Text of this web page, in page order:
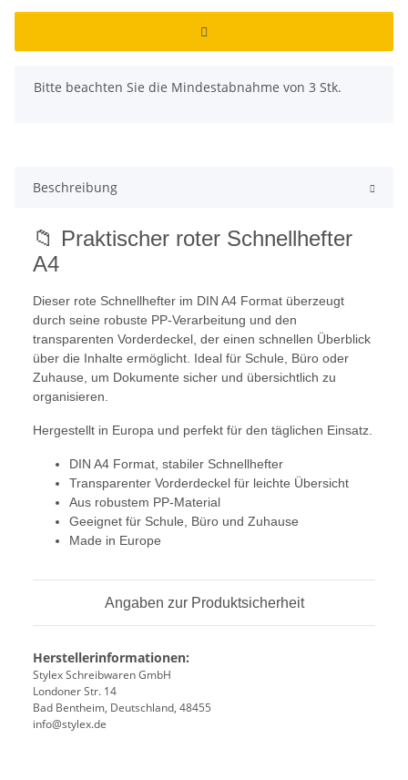
x
Bitte beachten Sie die Mindestabnahme von 3 Stk.
Beschreibung
📁 Praktischer roter Schnellhefter
A4
Dieser rote Schnellhefter im DIN A4 Format überzeugt
durch seine robuste PP-Verarbeitung und den
transparenten Vorderdeckel, der einen schnellen Überblick
über die Inhalte ermöglicht. Ideal für Schule, Büro oder
Zuhause, um Dokumente sicher und übersichtlich zu
organisieren.
Hergestellt in Europa und perfekt für den täglichen Einsatz.
DIN A4 Format, stabiler Schnellhefter
Transparenter Vorderdeckel für leichte Übersicht
Aus robustem PP-Material
Geeignet für Schule, Büro und Zuhause
Made in Europe
Angaben zur Produktsicherheit
Herstellerinformationen:
Stylex Schreibwaren GmbH
Londoner Str. 14
Bad Bentheim, Deutschland, 48455
info@stylex.de